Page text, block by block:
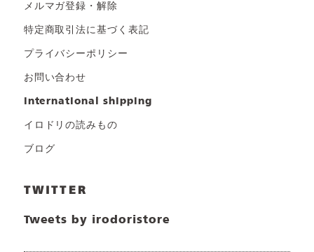
メルマガ登録・解除
特定商取引法に基づく表記
プライバシーポリシー
お問い合わせ
international shipping
イロドリの読みもの
ブログ
TWITTER
Tweets by irodoristore